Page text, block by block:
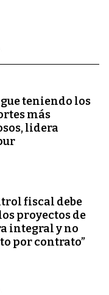
teniendo los
más
lidera
fiscal debe
proyectos de
integral y no
por contrato”